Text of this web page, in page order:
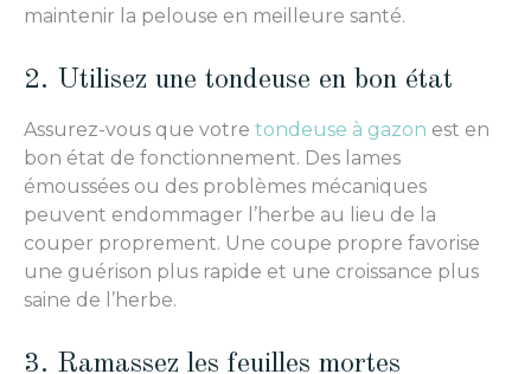
maintenir la pelouse en meilleure santé.
2. Utilisez une tondeuse en bon état
Assurez-vous que votre tondeuse à gazon est en
bon état de fonctionnement. Des lames
émoussées ou des problèmes mécaniques
peuvent endommager l’herbe au lieu de la
couper proprement. Une coupe propre favorise
une guérison plus rapide et une croissance plus
saine de l’herbe.
3. Ramassez les feuilles mortes